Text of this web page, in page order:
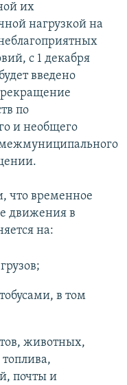
их
нагрузкой на
с 1 декабря
введено
по
и необщего
что временное
движения в
на:
в том
животных,
почты и